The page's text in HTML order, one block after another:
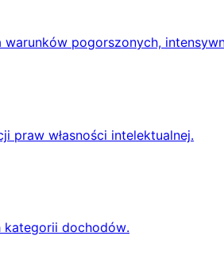
pogorszonych,
praw własności intelektualnej.
kategorii dochodów.